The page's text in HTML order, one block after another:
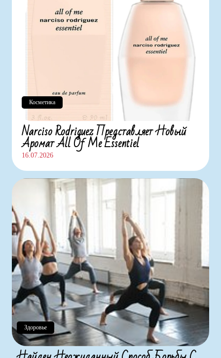
Narciso Rodriguez Представляет Новый
Аромат All Of Me Essentiel
16.07.2026
Косметика
Здоровье